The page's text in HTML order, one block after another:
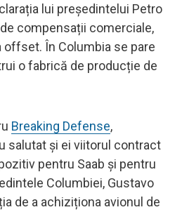
lui președintelui Petro
compensații comerciale,
În Columbia se pare
o fabrică de producție de
Breaking Defense,
salutat și ei viitorul contract
pentru Saab și pentru
Columbiei, Gustavo
de a achiziționa avionul de